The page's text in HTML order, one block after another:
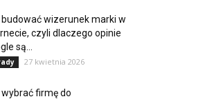
wizerunek marki w
czyli dlaczego opinie
są...
27 kwietnia 2026
firmę do